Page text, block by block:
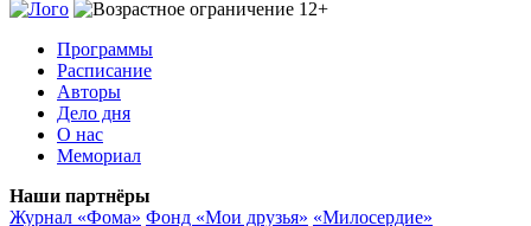
Программы
Расписание
Авторы
Дело дня
О нас
Мемориал
Наши партнёры
Журнал «Фома» Фонд «Мои друзья» «Милосердие»